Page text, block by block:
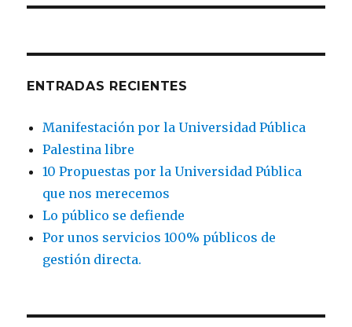
ENTRADAS RECIENTES
Manifestación por la Universidad Pública
Palestina libre
10 Propuestas por la Universidad Pública
que nos merecemos
Lo público se defiende
Por unos servicios 100% públicos de
gestión directa.